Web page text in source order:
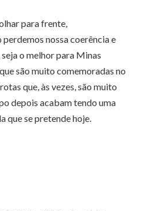
para frente,
nossa coerência e
o melhor para Minas
são muito comemoradas no
que, às vezes, são muito
depois acabam tendo uma
que se pretende hoje.